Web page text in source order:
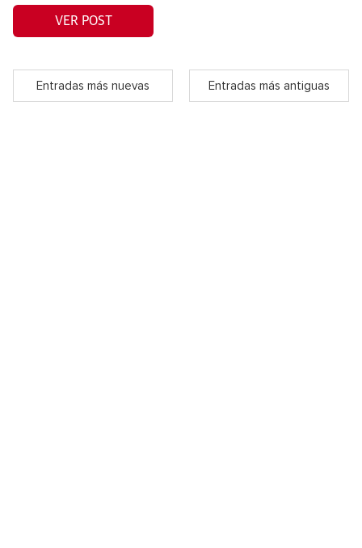
VER POST
Entradas más nuevas Entradas más antiguas